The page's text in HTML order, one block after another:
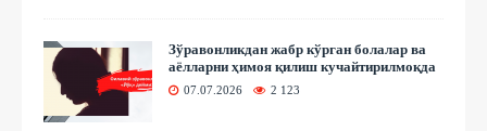
Зўравонликдан жабр кўрган болалар ва
аёлларни ҳимоя қилиш кучайтирилмоқда
07.07.2026 2 123